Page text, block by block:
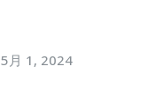
5月 1, 2024